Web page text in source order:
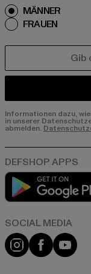
MÄNNER
FRAUEN
Informationen dazu,
in unserer
abmelden.
Instagram
Facebook